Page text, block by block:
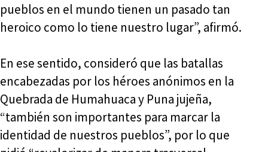
pueblos en el mundo tienen un pasado tan
heroico como lo tiene nuestro lugar”, afirmó.
En ese sentido, consideró que las batallas
encabezadas por los héroes anónimos en la
Quebrada de Humahuaca y Puna jujeña,
“también son importantes para marcar la
identidad de nuestros pueblos”, por lo que